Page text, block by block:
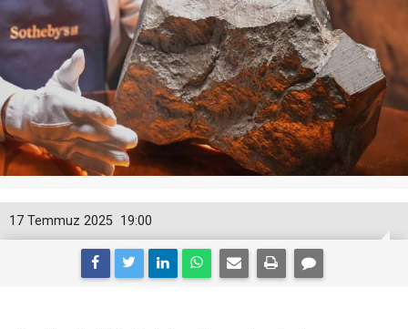
19:00
17 Temmuz 2025